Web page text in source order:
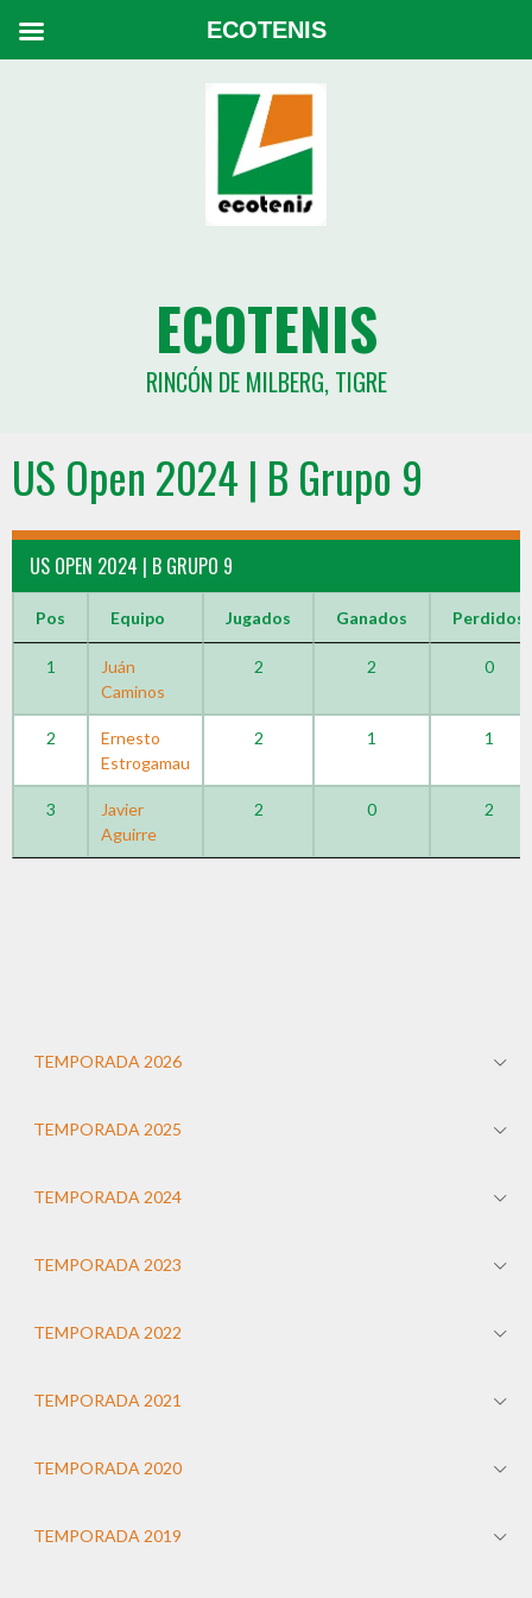
ECOTENIS
RINCÓN DE MILBERG, TIGRE
US Open 2024 | B Grupo 9
US OPEN 2024 | B GRUPO 9
Pos Equipo Jugados Ganados Perdidos
1
Juán
Caminos
2 2 0
2
Ernesto
Estrogamau
2 1 1
3
Javier
Aguirre
2 0 2
TEMPORADA 2026
TEMPORADA 2025
TEMPORADA 2024
TEMPORADA 2023
TEMPORADA 2022
TEMPORADA 2021
TEMPORADA 2020
TEMPORADA 2019
ECOTENIS